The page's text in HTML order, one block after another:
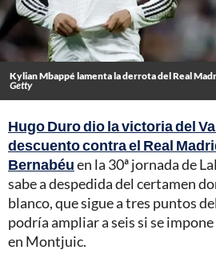
Kylian Mbappé lamenta la derrota del Real
Getty
Hugo Duro dio la victoria del
descuento contra el Real
Bernabéuen la 30ª jornada de
sabe a despedida del certamen
blanco, que sigue a tres puntos
podría ampliar a seis si se
en Montjuic.